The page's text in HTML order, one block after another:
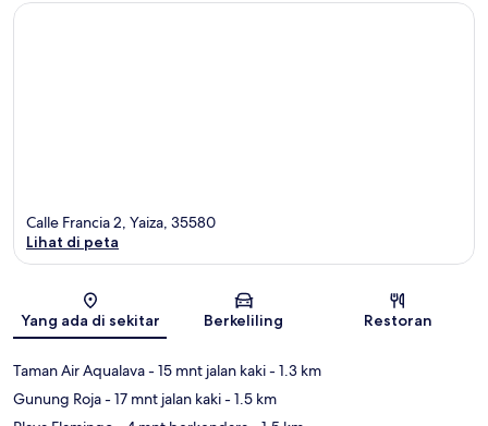
Peta
Calle Francia 2, Yaiza, 35580
Lihat di peta
Yang ada di sekitar Berkeliling Restoran
Taman Air Aqualava- 15 mnt jalan kaki- 1.3 km
Gunung Roja- 17 mnt jalan kaki- 1.5 km